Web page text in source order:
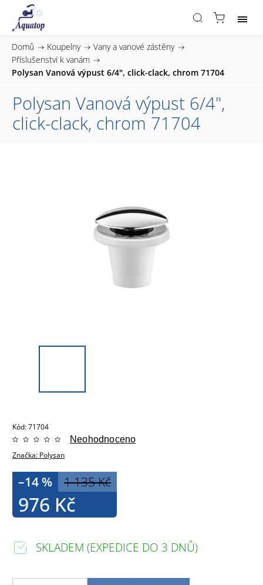
Domů / Koupelny / Vany a vanové zástěny /
Příslušenství k vanám /
Polysan Vanová výpust 6/4", click-clack, chrom 71704
Polysan Vanová výpust 6/4",
click-clack, chrom 71704
Kód:71704
Značka: Polysan
Neohodnoceno
1 135 Kč
–14 %
976 Kč
SKLADEM (EXPEDICE DO 3 DNŮ)